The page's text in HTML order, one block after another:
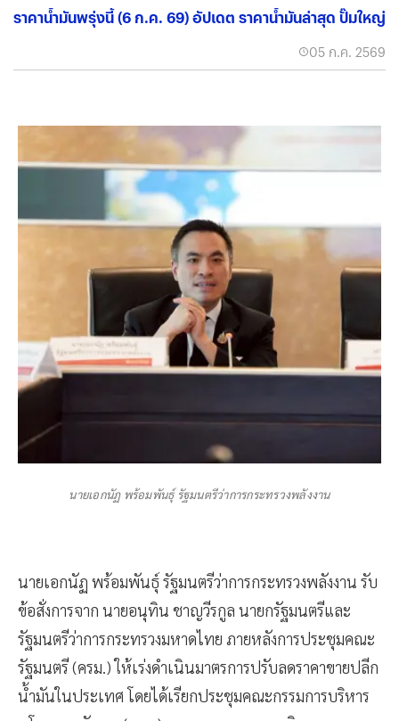
ราคาน้ำมันพรุ่งนี้ (6 ก.ค. 69) อัปเดต ราคาน้ำมันล่าสุด ปั๊มใหญ่
05 ก.ค. 2569
นายเอกนัฏ พร้อมพันธุ์ รัฐมนตรีว่าการกระทรวงพลังงาน
นายเอกนัฏ พร้อมพันธุ์ รัฐมนตรีว่าการกระทรวงพลังงาน รับ
ข้อสั่งการจาก นายอนุทิน ชาญวีรกูล นายกรัฐมนตรีและ
รัฐมนตรีว่าการกระทรวงมหาดไทย ภายหลังการประชุมคณะ
รัฐมนตรี (ครม.) ให้เร่งดำเนินมาตรการปรับลดราคาขายปลีก
น้ำมันในประเทศ โดยได้เรียกประชุมคณะกรรมการบริหาร